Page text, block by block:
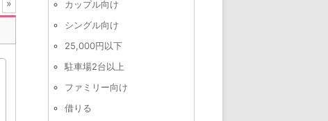
»
カップル向け
シングル向け
25,000円以下
駐車場2台以上
ファミリー向け
借りる